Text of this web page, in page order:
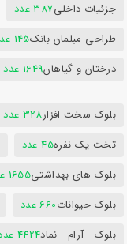
جزئیات داخلی387 عدد
طراحی مبلمان بانک145 عدد
درختان و گیاهان1649 عدد
بلوک سخت افزار328 عدد
تخت یک نفره45 عدد
بلوک های بهداشتی1655 عدد
بلوک حیوانات660 عدد
بلوک - آرام - نماد4424 عدد